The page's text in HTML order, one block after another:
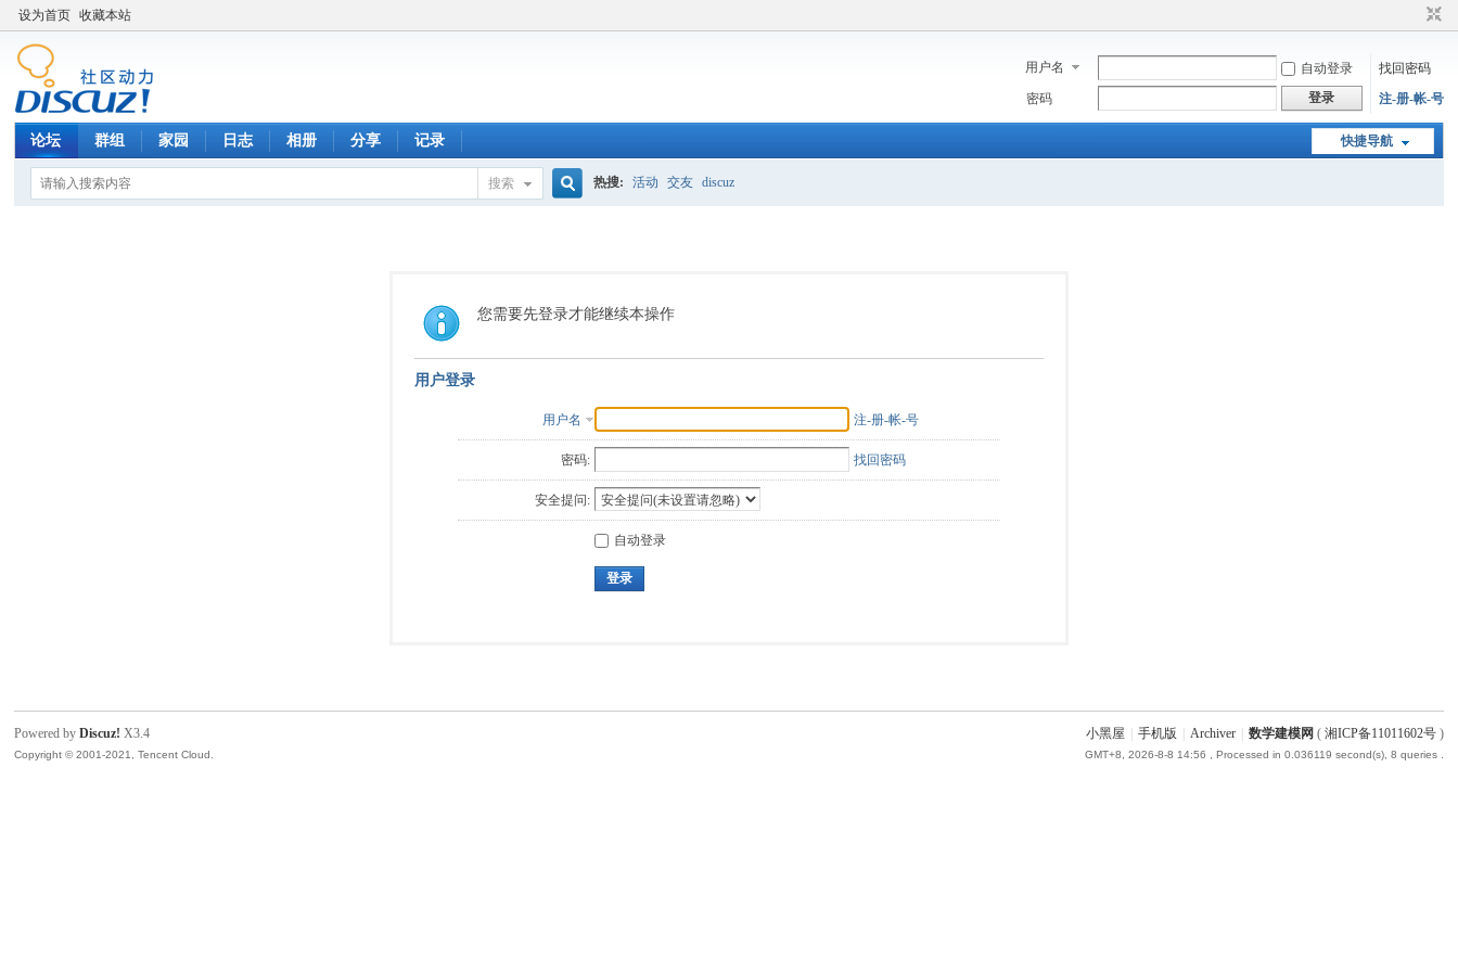
设为首页 收藏本站
用户名 自动登录
找回密码
密码
登录 注-册-帐-号
快捷导航
论坛 群组 家园 日志 相册 分享 记录
搜索
索
热搜: 活动 交友 discuz
您需要先登录才能继续本操作
用户登录
用户名 注-册-帐-号
密码: 找回密码
安全提问:
自动登录
登录
小黑屋 手机版 Archiver 数学建模网 ( 湘ICP备11011602号)
GMT+8, 2026-8-8 14:56 , Processed in 0.036119 second(s), 8 queries .
Powered byDiscuz! X3.4
Copyright © 2001-2021, Tencent Cloud.